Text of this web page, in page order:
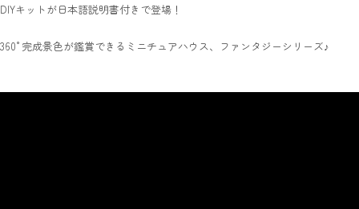
DIYキットが日本語説明書付きで登場！
360°完成景色が鑑賞できるミニチュアハウス、ファンタジーシリーズ♪